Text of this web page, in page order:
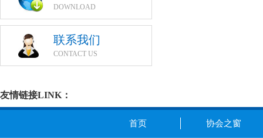
DOWNLOAD
联系我们
CONTACT US
友情链接LINK：
首页 协会之窗